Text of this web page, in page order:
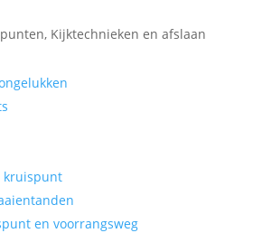
Kijktechnieken en afslaan
kruispunt
en voorrangsweg